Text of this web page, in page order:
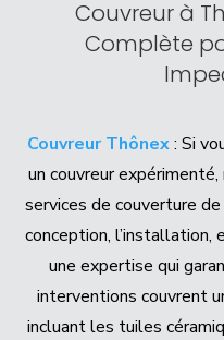
Couvreur à
Complète
Couvreur Thônex: Si
un couvreur
services de couverture
conception,
une expertise qui
interventions couvrent
incluant les tuiles